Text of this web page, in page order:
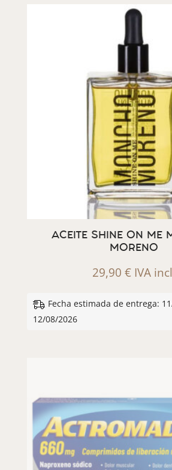
ACEITE SHINE ON ME
MORENO
29,90€ IVA
Fecha estimada de entrega:
12/08/2026